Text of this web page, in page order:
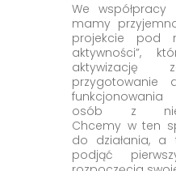
We
mamy
projekcie pod
aktywności”,
aktywizację
przygotowanie
funkcjonowania
osób z
Chcemy w ten
do działania, a
podjąć